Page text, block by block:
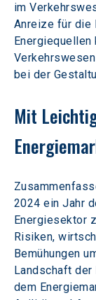
im
Anreize für die
Energiequellen
bei der
Mit
2024 ein Jahr
Energiesektor
Risiken,
Bemühungen
Landschaft der
dem